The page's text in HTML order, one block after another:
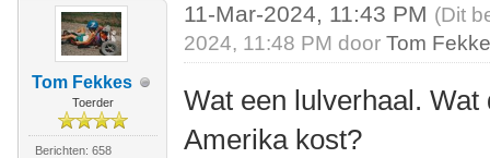
Tom Fekkes
Toerder
Berichten: 658
11-Mar-2024, 11:43 PM (Dit
2024, 11:48 PM doorTom
Wat een lulverhaal.
Amerika kost?